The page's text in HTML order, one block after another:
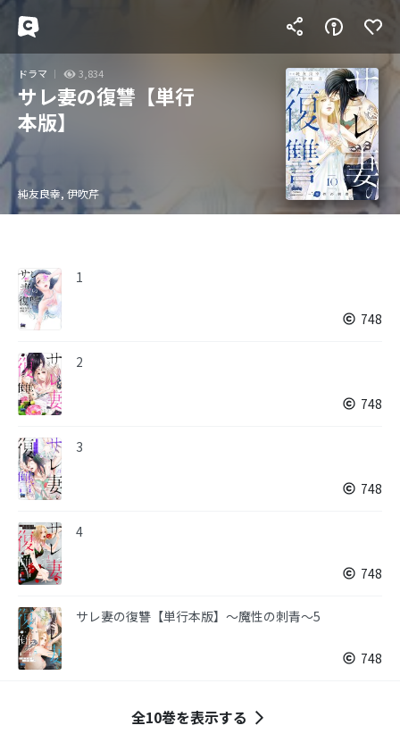
ドラマ 3,834
サレ妻の復讐【単行
本版】
純友良幸, 伊吹芹
1
748
2
748
3
748
4
748
サレ妻の復讐【単行本版】～魔性の刺青～5
748
全10巻を表示する